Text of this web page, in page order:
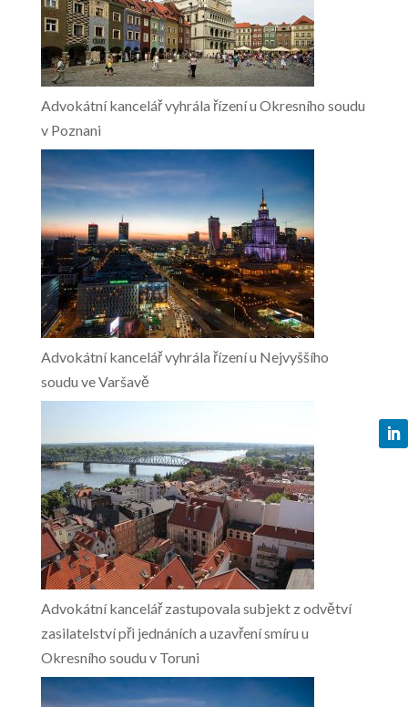
Advokátní kancelář vyhrála řízení u Okresního soudu
v Poznani
Advokátní kancelář vyhrála řízení u Nejvyššího
soudu ve Varšavě
Advokátní kancelář zastupovala subjekt z odvětví
zasilatelství při jednáních a uzavření smíru u
Okresního soudu v Toruni